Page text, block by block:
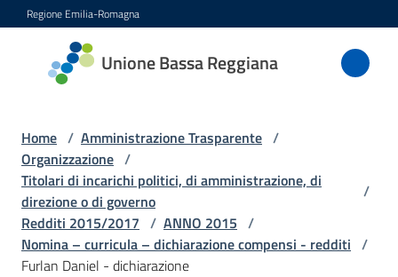
Vai al contenuto
Vai alla navigazione
Vai al footer
Regione Emilia-Romagna
Unione Bassa Reggiana
Unione
Bassa
Amministrazione
Menu selezionato
Novità
Home / Amministrazione Trasparente /
Organizzazione /
Titolari di incarichi politici, di amministrazione, di
direzione o di governo
/
Redditi 2015/2017 / ANNO 2015 /
Nomina – curricula – dichiarazione compensi - redditi /
Furlan Daniel - dichiarazione